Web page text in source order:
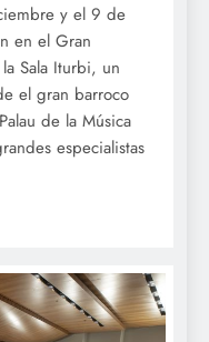
y el 9 de
en el Gran
Sala Iturbi, un
el gran barroco
de la Música
especialistas